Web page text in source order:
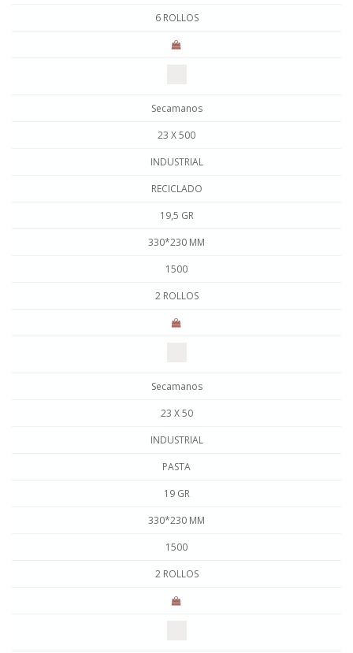
6 ROLLOS
Secamanos
23 X 500
INDUSTRIAL
RECICLADO
19,5 GR
330*230 MM
1500
2 ROLLOS
Secamanos
23 X 50
INDUSTRIAL
PASTA
19 GR
330*230 MM
1500
2 ROLLOS